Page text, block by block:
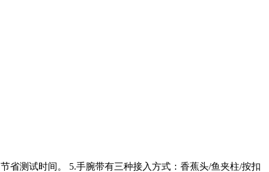
省测试时间。 5.手腕带有三种接入方式：香蕉头/鱼夹柱/按扣